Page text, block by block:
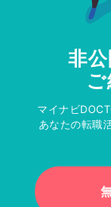
非
マイナビ
あなたの転職